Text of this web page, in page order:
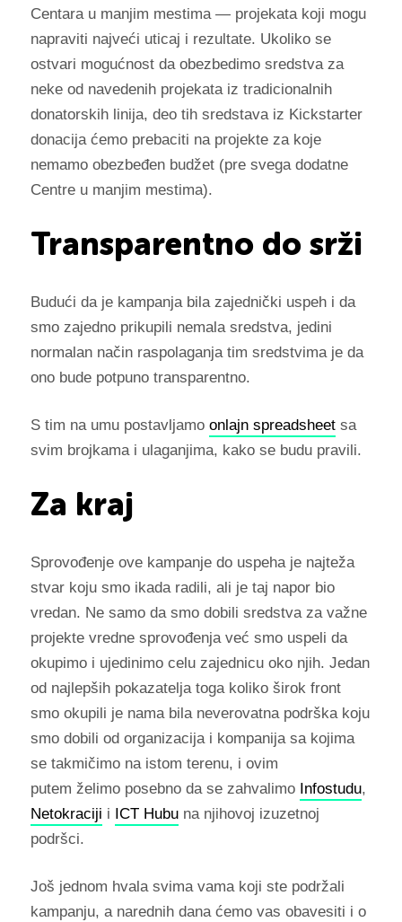
Centara u manjim mestima — projekata koji mogu
napraviti najveći uticaj i rezultate. Ukoliko se
ostvari mogućnost da obezbedimo sredstva za
neke od navedenih projekata iz tradicionalnih
donatorskih linija, deo tih sredstava iz Kickstarter
donacija ćemo prebaciti na projekte za koje
nemamo obezbeđen budžet (pre svega dodatne
Centre u manjim mestima).
Transparentno do srži
Budući da je kampanja bila zajednički uspeh i da
smo zajedno prikupili nemala sredstva, jedini
normalan način raspolaganja tim sredstvima je da
ono bude potpuno transparentno.
S tim na umu postavljamo onlajn spreadsheetsa
svim brojkama i ulaganjima, kako se budu pravili.
Za kraj
Sprovođenje ove kampanje do uspeha je najteža
stvar koju smo ikada radili, ali je taj napor bio
vredan. Ne samo da smo dobili sredstva za važne
projekte vredne sprovođenja već smo uspeli da
okupimo i ujedinimo celu zajednicu oko njih. Jedan
od najlepših pokazatelja toga koliko širok front
smo okupili je nama bila neverovatna podrška koju
smo dobili od organizacija i kompanija sa kojima
se takmičimo na istom terenu, i ovim
putem želimo posebno da se zahvalimo Infostudu,
Netokraciji i ICT Hubuna njihovoj izuzetnoj
podršci.
Još jednom hvala svima vama koji ste podržali
kampanju, a narednih dana ćemo vas obavesiti i o